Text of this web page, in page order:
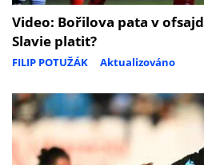
Video: Bořilova pata v
Slavie platit?
FILIP POTUŽÁK Aktualizováno